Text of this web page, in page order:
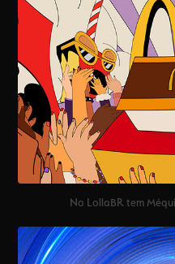
No LollaBR tem